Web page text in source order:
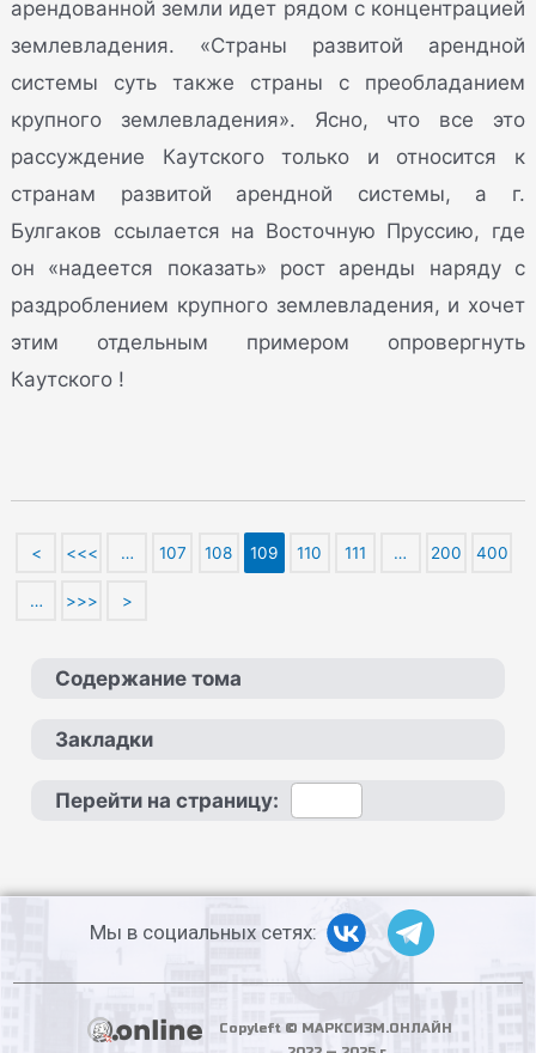
арендованной земли идет рядом с концентрацией
землевладения. «Страны развитой арендной
системы суть также страны с преобладанием
крупного землевладения». Ясно, что все это
рассуждение Каутского только и относится к
странам развитой арендной системы, а г.
Булгаков ссылается на Восточную Пруссию, где
он «надеется показать» рост аренды наряду с
раздроблением крупного землевладения, и хочет
этим отдельным примером опровергнуть
Каутского !
< <<< … 107 108 109 110 111 … 200 400
… >>> >
Содержание тома
Закладки
Перейти на страницу:
Мы в социальных сетях:
Copyleft © МАРКСИЗМ.ОНЛАЙН